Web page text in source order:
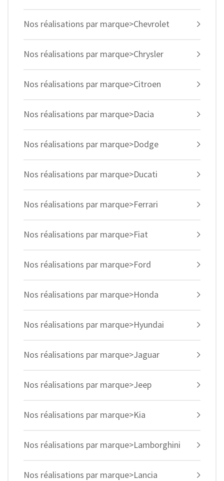
Nos réalisations par marque>Chevrolet
Nos réalisations par marque>Chrysler
Nos réalisations par marque>Citroen
Nos réalisations par marque>Dacia
Nos réalisations par marque>Dodge
Nos réalisations par marque>Ducati
Nos réalisations par marque>Ferrari
Nos réalisations par marque>Fiat
Nos réalisations par marque>Ford
Nos réalisations par marque>Honda
Nos réalisations par marque>Hyundai
Nos réalisations par marque>Jaguar
Nos réalisations par marque>Jeep
Nos réalisations par marque>Kia
Nos réalisations par marque>Lamborghini
Nos réalisations par marque>Lancia